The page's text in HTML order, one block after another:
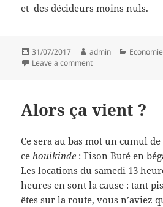
et des décideurs moins nuls.
Posted
on
31/07/2017 Author
admin Economie
Leave a commenton France-
Alors ça vient ?
Ce sera au bas mot un cumul
cehouikinde : Fison Buté en
Les locations du samedi 13
heures en sont la cause : tant
êtes sur la route, vous n’aviez